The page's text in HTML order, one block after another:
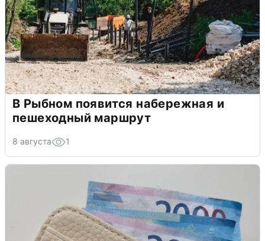
В Рыбном появится набережная и
пешеходный маршрут
8 августа 1